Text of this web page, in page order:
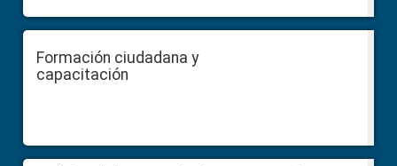
Formación ciudadana y
capacitación